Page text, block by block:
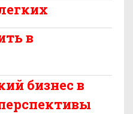
в
бизнес в